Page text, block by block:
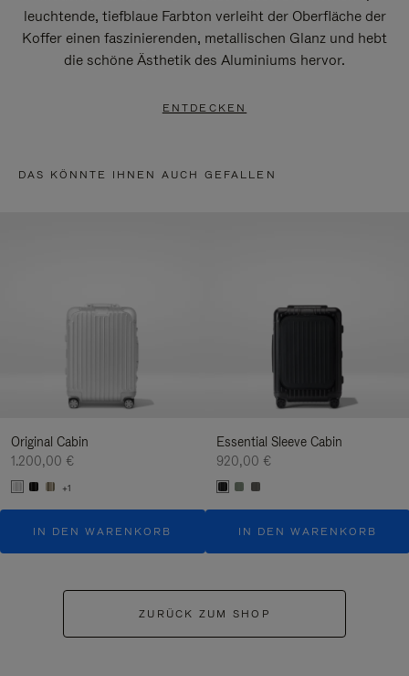
leuchtende, tiefblaue Farbton verleiht der Oberfläche der
Koffer einen faszinierenden, metallischen Glanz und hebt
die schöne Ästhetik des Aluminiums hervor.
ENTDECKEN
DAS KÖNNTE IHNEN AUCH GEFALLEN
Original Cabin
1.200,00 €
+1
IN DEN WARENKORB
Essential Sleeve Cabin
920,00 €
IN DEN WARENKORB
ZURÜCK ZUM SHOP